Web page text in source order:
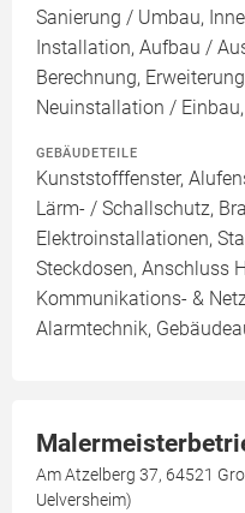
Sanierung / Umbau,
Installation, Aufbau /
Berechnung,
Neuinstallation /
GEBÄUDETEILE
Kunststofffenster,
Lärm- / Schallschutz,
Elektroinstallationen,
Steckdosen, Anschluss
Kommunikations- &
Alarmtechnik,
Am Atzelberg 37, 64521
Uelversheim)